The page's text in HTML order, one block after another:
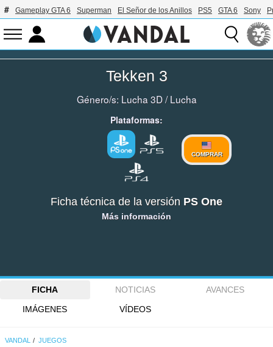
Gameplay GTA 6 Superman El Señor de los Anillos PS5 GTA 6 Sony
Tekken 3
Género/s: Lucha 3D/Lucha
Plataformas:
COMPRAR
Ficha técnica de la versión PS One
Más información
FICHA NOTICIAS
AVANCES
IMÁGENES
VÍDEOS
VANDAL JUEGOS